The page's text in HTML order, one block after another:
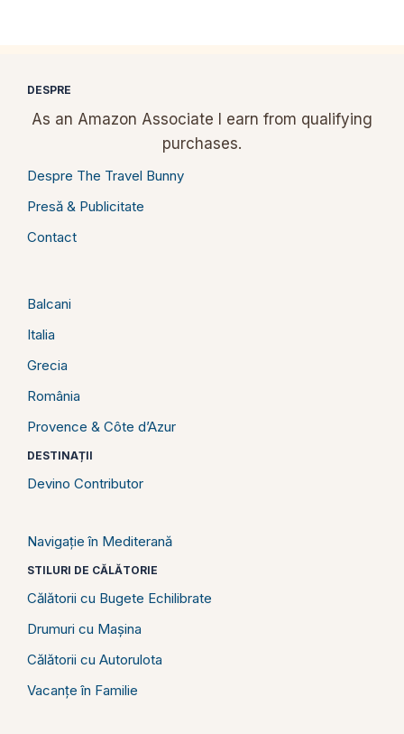
DESPRE
As an Amazon Associate I earn from qualifying
purchases.
Despre The Travel Bunny
Presă & Publicitate
Contact
Balcani
Italia
Grecia
România
Provence & Côte d’Azur
DESTINAȚII
Devino Contributor
Navigație în Mediterană
STILURI DE CĂLĂTORIE
Călătorii cu Bugete Echilibrate
Drumuri cu Mașina
Călătorii cu Autorulota
Vacanțe în Familie